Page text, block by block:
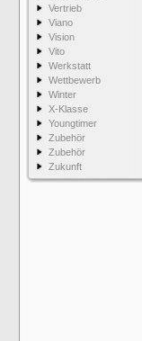
Vertrieb
Viano
Vision
Vito
Werkstatt
Wettbewerb
Winter
X-Klasse
Youngtimer
Zubehör
Zubehör
Zukunft